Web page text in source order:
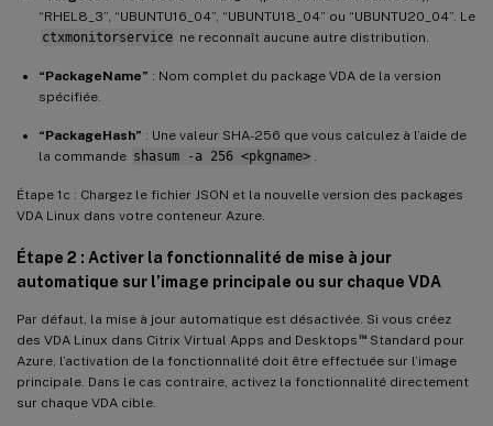
"PackageName":
"PackageHash":
-
"PackageName": "",
""
}
]
“RHEL8_3”, “UBUNTU16_04”, “UBUNTU18_04” ou “UBUNTU20_04”. Le
ctxmonitorservice ne reconnaît aucune autre distribution.
“PackageName” : Nom complet du package VDA de la version
spécifiée.
“PackageHash” : Une valeur SHA-256 que vous calculez à l’aide de
la commande shasum -a 256 <pkgname>
Étape 1c : Chargez le fichier JSON et la nouvelle version des packages
VDA Linux dans votre conteneur Azure.
Étape 2 : Activer la fonctionnalité de mise à jour
automatique sur l’image principale ou sur chaque VDA
Par défaut, la mise à jour automatique est désactivée. Si vous créez
des VDA Linux dans Citrix Virtual Apps and Desktops ™Standard pour
Azure, l’activation de la fonctionnalité doit être effectuée sur l’image
principale. Dans le cas contraire, activez la fonctionnalité directement
sur chaque VDA cible.